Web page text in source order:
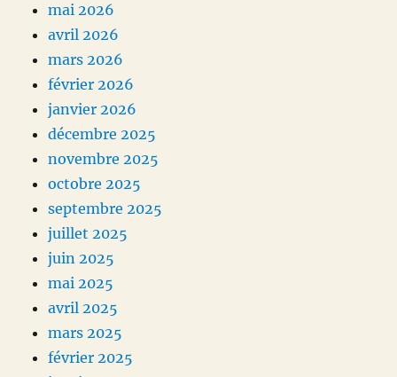
mai 2026
avril 2026
mars 2026
février 2026
janvier 2026
décembre 2025
novembre 2025
octobre 2025
septembre 2025
juillet 2025
juin 2025
mai 2025
avril 2025
mars 2025
février 2025